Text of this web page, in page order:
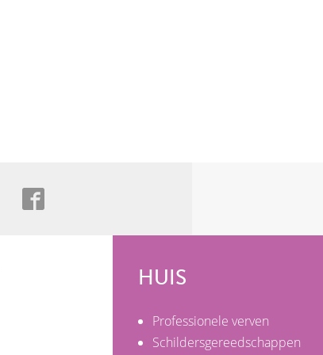
HUIS
Professionele verven
Schildersgereedschappen